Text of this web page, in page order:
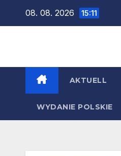
08. 08. 2026 15:11
AKTUELL
WYDANIE POLSKIE